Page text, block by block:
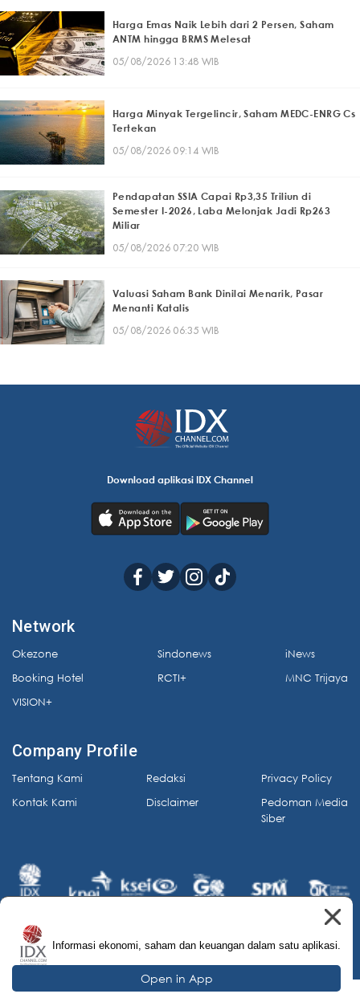
Harga Emas Naik Lebih dari 2 Persen, Saham
ANTM hingga BRMS Melesat
05/08/2026 13:48 WIB
Harga Minyak Tergelincir, Saham MEDC-ENRG Cs
Tertekan
05/08/2026 09:14 WIB
Pendapatan SSIA Capai Rp3,35 Triliun di
Semester I-2026, Laba Melonjak Jadi Rp263
Miliar
05/08/2026 07:20 WIB
Valuasi Saham Bank Dinilai Menarik, Pasar
Menanti Katalis
05/08/2026 06:35 WIB
Download aplikasi IDX Channel
Network
Okezone
Booking Hotel
VISION+
Sindonews
RCTI+
iNews
MNC Trijaya
Company Profile
Tentang Kami
Kontak Kami
Redaksi
Disclaimer
Privacy Policy
Pedoman Media
Siber
© 2026 IDX Channel. All Rights Reserved.
Informasi ekonomi, saham dan keuangan dalam satu aplikasi.
Open in App